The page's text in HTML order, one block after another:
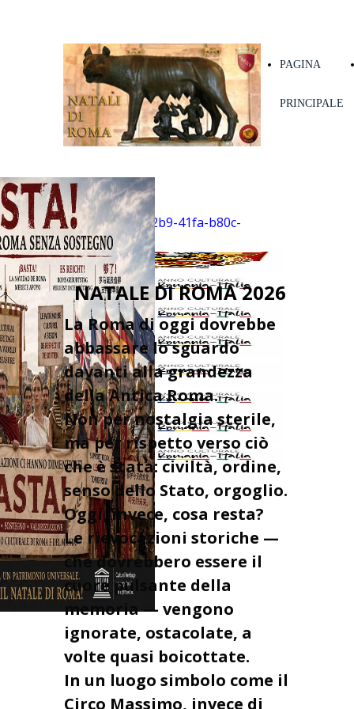
PAGINA
PRINCIPALE
NATALE DI ROMA 2026
La Roma di oggi dovrebbe
abbassare lo sguardo
davanti alla grandezza
della Antica Roma.
Non per nostalgia sterile,
ma per rispetto verso ciò
che è stata: civiltà, ordine,
senso dello Stato, orgoglio.
Oggi, invece, cosa resta?
Le rievocazioni storiche —
che dovrebbero essere il
cuore pulsante della
memoria — vengono
ignorate, ostacolate, a
volte quasi boicottate.
In un luogo simbolo come il
Circo Massimo, invece di